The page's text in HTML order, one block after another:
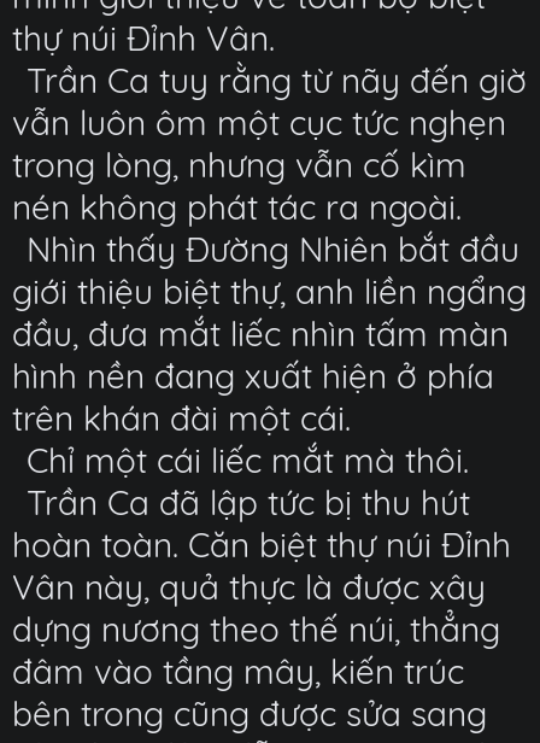
thự núi Đỉnh Vân.
Trần Ca tuy rằng từ nãy đến giờ
vẫn luôn ôm một cục tức nghẹn
trong lòng, nhưng vẫn cố kìm
nén không phát tác ra ngoài.
Nhìn thấy Đường Nhiên bắt đầu
giới thiệu biệt thự, anh liền ngẩng
đầu, đưa mắt liếc nhìn tấm màn
hình nền đang xuất hiện ở phía
trên khán đài một cái.
Chỉ một cái liếc mắt mà thôi.
Trần Ca đã lập tức bị thu hút
hoàn toàn. Căn biệt thự núi Đỉnh
Vân này, quả thực là được xây
dựng nương theo thế núi, thẳng
đâm vào tầng mây, kiến trúc
bên trong cũng được sửa sang